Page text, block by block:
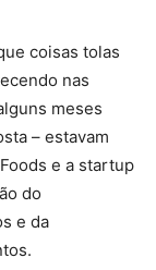
coisas tolas
nas
meses
– estavam
e a startup
do
e da